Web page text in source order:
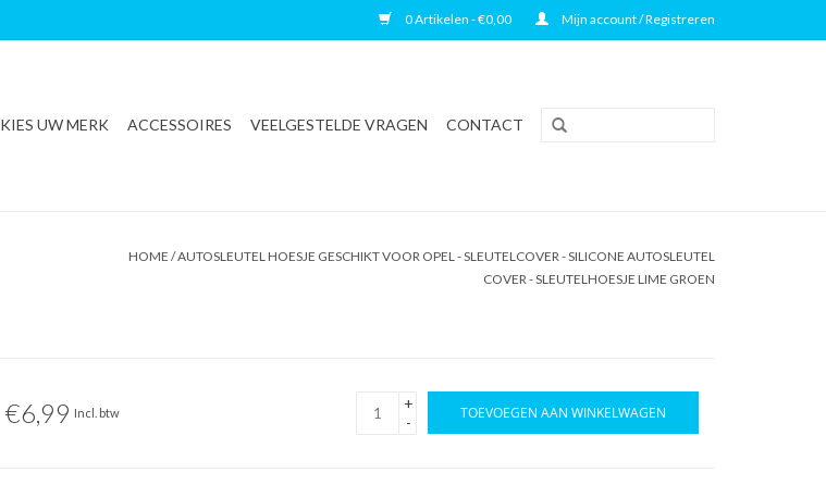
0 Artikelen - €0,00 Mijn account / Registreren
KIES UW MERK ACCESSOIRES VEELGESTELDE VRAGEN CONTACT
HOME /AUTOSLEUTEL HOESJE GESCHIKT VOOR OPEL - SLEUTELCOVER - SILICONE AUTOSLEUTEL
COVER - SLEUTELHOESJE LIME GROEN
€6,99 Incl. btw
+
-
TOEVOEGEN AAN WINKELWAGEN